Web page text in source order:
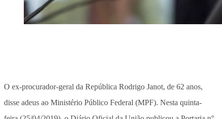
O ex-procurador-geral da República Rodrigo Janot, de 62 anos,
disse adeus ao Ministério Público Federal (MPF). Nesta quinta-